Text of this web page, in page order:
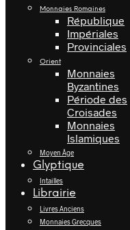
Monnaies Romaines
République
Impériales
Provinciales
Orient
Monnaies
Byzantines
Période des
Croisades
Monnaies
Islamiques
Moyen Âge
Glyptique
Intailles
Librairie
Livres Anciens
Monnaies Grecques